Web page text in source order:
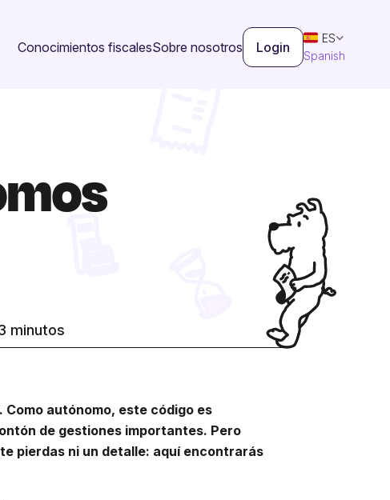
Conocimientos fiscalesSobre nosotros Login
ES
Spanish
minutos
Como autónomo, este código es
de gestiones importantes. Pero
pierdas ni un detalle: aquí encontrarás